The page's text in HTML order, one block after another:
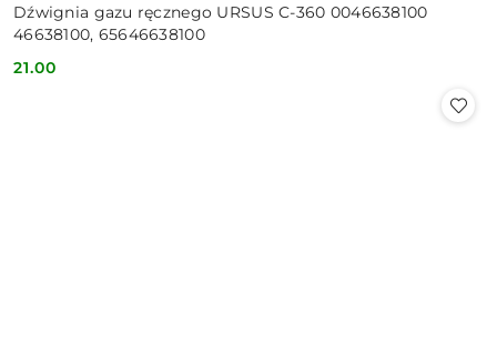
Dźwignia gazu ręcznego URSUS C-360 0046638100
46638100, 65646638100
Cena:
21.00